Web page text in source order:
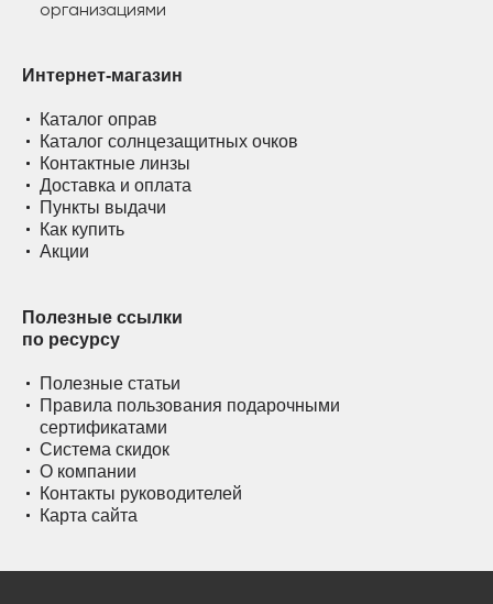
Интернет-магазин
Каталог оправ
Каталог солнцезащитных очков
Контактные линзы
Доставка и оплата
Пункты выдачи
Как купить
Акции
Полезные ссылки
по ресурсу
Полезные статьи
Правила пользования подарочными
сертификатами
Система скидок
О компании
Контакты руководителей
Карта сайта